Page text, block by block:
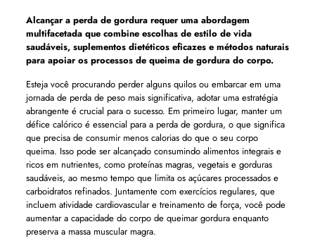
Alcançar a perda de gordura requer uma abordagem
multifacetada que combine escolhas de estilo de vida
saudáveis, suplementos dietéticos eficazes e métodos naturais
para apoiar os processos de queima de gordura do corpo.
Esteja você procurando perder alguns quilos ou embarcar em uma
jornada de perda de peso mais significativa, adotar uma estratégia
abrangente é crucial para o sucesso. Em primeiro lugar, manter um
défice calórico é essencial para a perda de gordura, o que significa
que precisa de consumir menos calorias do que o seu corpo
queima. Isso pode ser alcançado consumindo alimentos integrais e
ricos em nutrientes, como proteínas magras, vegetais e gorduras
saudáveis, ao mesmo tempo que limita os açúcares processados ​​e
carboidratos refinados. Juntamente com exercícios regulares, que
incluem atividade cardiovascular e treinamento de força, você pode
aumentar a capacidade do corpo de queimar gordura enquanto
preserva a massa muscular magra.